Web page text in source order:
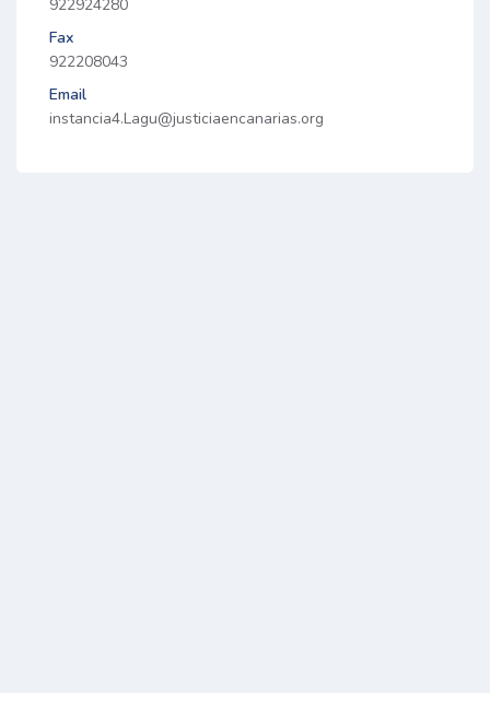
922924280
Fax
922208043
Email
instancia4.Lagu@justiciaencanarias.org